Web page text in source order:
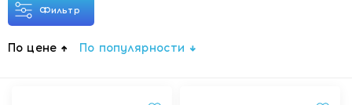
Фильтр
По цене По популярности